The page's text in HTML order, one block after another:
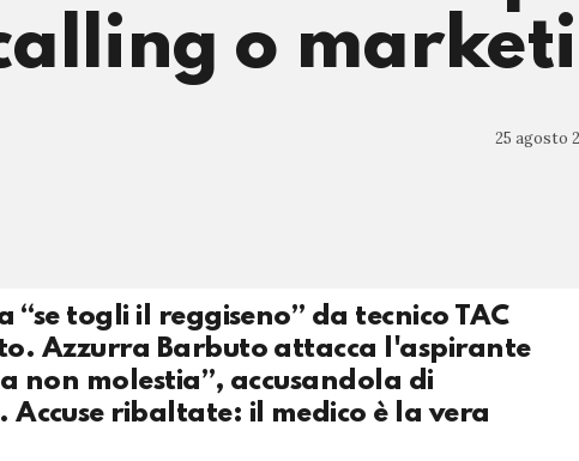
o
25 agosto
togli il reggiseno” da tecnico TAC
Azzurra Barbuto attacca l'aspirante
non molestia”, accusandola di
ribaltate: il medico è la vera